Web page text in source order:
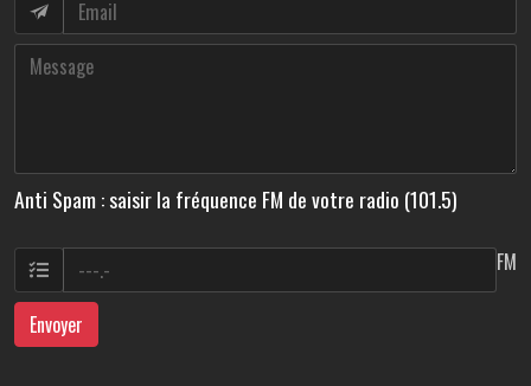
Anti Spam : saisir la fréquence FM de votre radio (101.5)
FM
Envoyer